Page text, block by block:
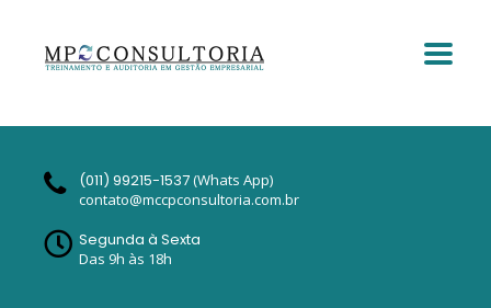
(011) 99215-1537(Whats App)
contato@mccpconsultoria.com.br
Segunda à Sexta
Das 9h às 18h